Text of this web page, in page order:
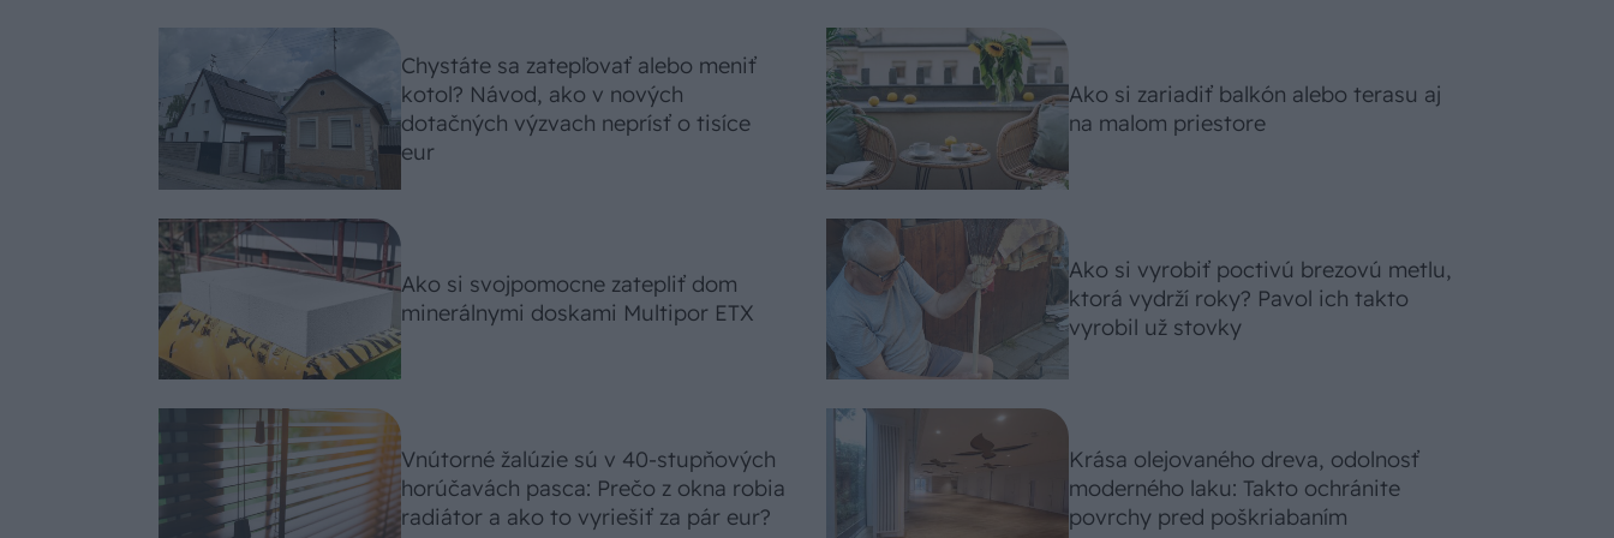
Chystáte sa zatepľovať alebo meniť
kotol? Návod, ako v nových
dotačných výzvach neprísť o tisíce
eur
Ako si svojpomocne zatepliť dom
minerálnymi doskami Multipor ETX
Vnútorné žalúzie sú v 40-stupňových
horúčavách pasca: Prečo z okna robia
radiátor a ako to vyriešiť za pár eur?
Ako si zariadiť balkón alebo terasu aj
na malom priestore
Ako si vyrobiť poctivú brezovú metlu,
ktorá vydrží roky? Pavol ich takto
vyrobil už stovky
Krása olejovaného dreva, odolnosť
moderného laku: Takto ochránite
povrchy pred poškriabaním